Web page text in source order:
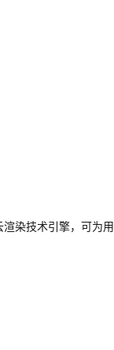
技术引擎，可为